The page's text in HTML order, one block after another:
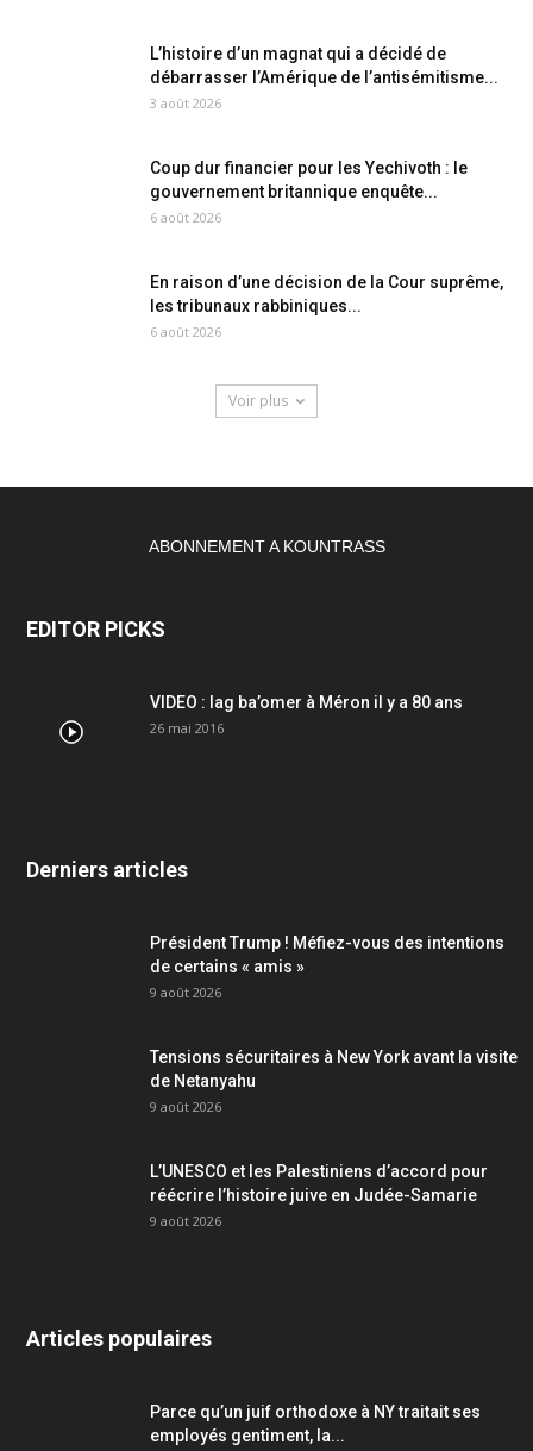
L’histoire d’un magnat qui a décidé de
débarrasser l’Amérique de l’antisémitisme...
3 août 2026
Coup dur financier pour les Yechivoth : le
gouvernement britannique enquête...
6 août 2026
En raison d’une décision de la Cour suprême,
les tribunaux rabbiniques...
6 août 2026
Voir plus
ABONNEMENT A KOUNTRASS
EDITOR PICKS
VIDEO : lag ba’omer à Méron il y a 80 ans
26 mai 2016
Derniers articles
Président Trump ! Méfiez-vous des intentions
de certains « amis »
9 août 2026
Tensions sécuritaires à New York avant la visite
de Netanyahu
9 août 2026
L’UNESCO et les Palestiniens d’accord pour
réécrire l’histoire juive en Judée-Samarie
9 août 2026
Articles populaires
Parce qu’un juif orthodoxe à NY traitait ses
employés gentiment, la...